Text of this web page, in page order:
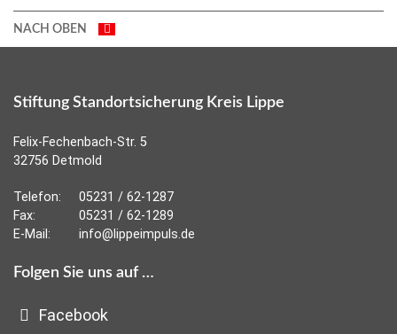
NACH OBEN
Stiftung Standortsicherung Kreis Lippe
Felix-Fechenbach-Str. 5
32756 Detmold
Telefon:
05231 / 62-1287
Fax:
05231 / 62-1289
E-Mail:
info@lippeimpuls.de
Folgen Sie uns auf …
Facebook